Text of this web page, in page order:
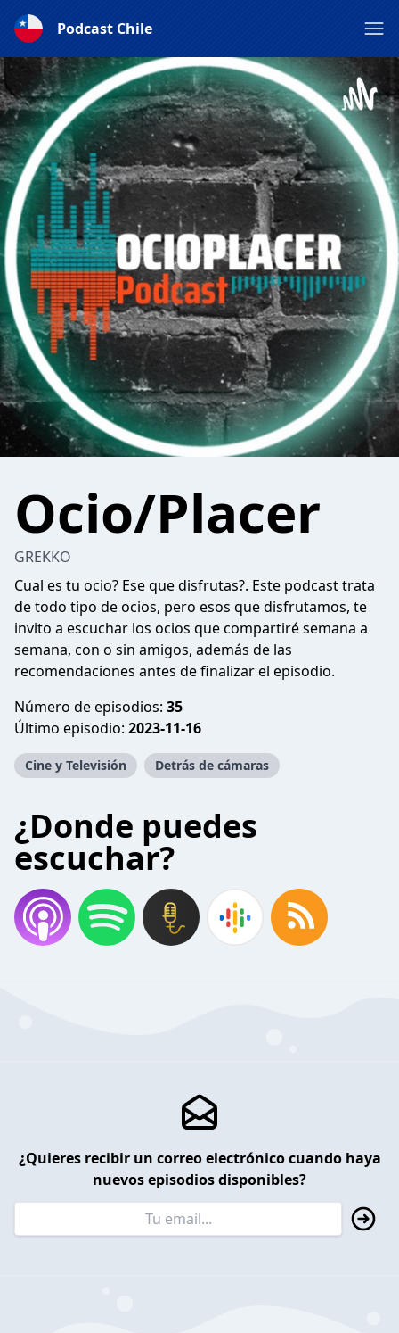
Podcast Chile
Ocio/Placer
GREKKO
Cual es tu ocio? Ese que disfrutas?. Este podcast trata
de todo tipo de ocios, pero esos que disfrutamos, te
invito a escuchar los ocios que compartiré semana a
semana, con o sin amigos, además de las
recomendaciones antes de finalizar el episodio.
Número de episodios: 35
Último episodio: 2023-11-16
Cine y Televisión Detrás de cámaras
¿Donde puedes
escuchar?
¿Quieres recibir un correo electrónico cuando haya
nuevos episodios disponibles?